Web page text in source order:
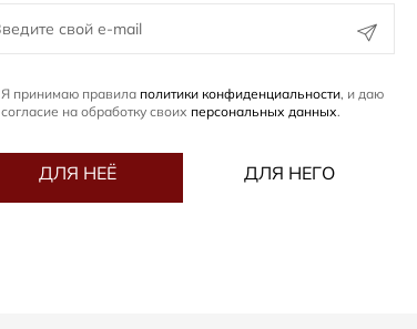
Я принимаю правила политики конфиденциальности, и даю
согласие на обработку своих персональных данных.
ДЛЯ НЕЁ ДЛЯ НЕГО